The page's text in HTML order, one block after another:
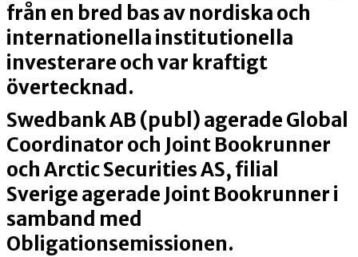
från en bred bas av nordiska och
internationella institutionella
investerare och var kraftigt
övertecknad.
Swedbank AB (publ) agerade Global
Coordinator och Joint Bookrunner
och Arctic Securities AS, filial
Sverige agerade Joint Bookrunner i
samband med
Obligationsemissionen.